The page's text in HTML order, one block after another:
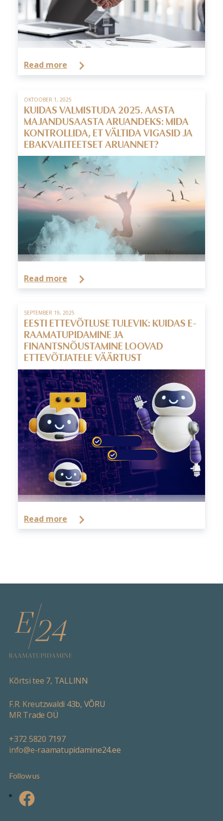
Read more
OKTOOBER 1, 2025
KUIDAS VALMISTUDA 2025. AASTA
MAJANDUSAASTA ARUANDEKS: MIDA
KONTROLLIDA, ET VÄLTIDA VIGASID JA
EBAKVALITEETSET ARUANNET?
Read more
SEPTEMBER 19, 2025
EESTI ETTEVÕTLUSE TULEVIK: KUIDAS E-
RAAMATUPIDAMINE JA
FINANTSNÕUSTAMINE LOOVAD
ETTEVÕTJATELE VÄÄRTUST
Read more
Kõrtsi tee 7, TALLINN
F.R. Kreutzwaldi 43b, VÕRU
MR Trade OÜ
+372 5820 7197
info@e-raamatupidamine24.ee
Follow us